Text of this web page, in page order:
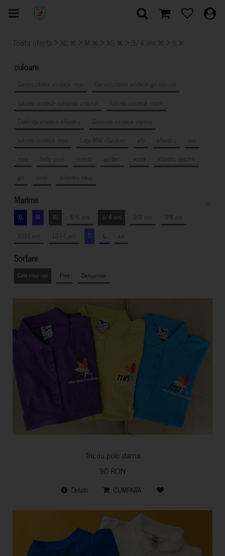
Toata oferta > XL > M > XS > 3/4 ani > S
culoare
Generozitatea vindecă- mov
Generozitatea vindecă- gri cenușă
Iubirea vindecă- culoarea untului
Iubirea vindecă- maro
Credința vindecă- albastru
Credința vindecă- vișiniu
Iubirea vindecă- roșu
Logo MNF- Cyclam alb albastru
roz
mov
baby pink mentă galben verde
albastru deschis
gri
coral albastru navy
Marime
XL M XS 5/6 ani 3/4 ani 1/2 ani
7/8 ani
10-12 ani
12-14 ani S L xxl
Sortare
Cele mai noi Pret Denumire
Tricou polo dama
90 RON
Detalii CUMPARA